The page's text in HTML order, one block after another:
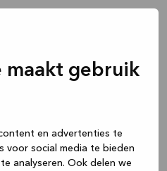
maakt gebruik
en advertenties te
voor social media te bieden
analyseren. Ook delen we